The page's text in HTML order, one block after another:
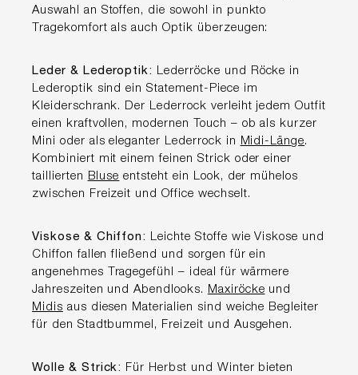
Auswahl an Stoffen, die sowohl in punkto
Tragekomfort als auch Optik überzeugen:
Leder & Lederoptik: Lederröcke und Röcke in
Lederoptik sind ein Statement-Piece im
Kleiderschrank. Der Lederrock verleiht jedem Outfit
einen kraftvollen, modernen Touch – ob als kurzer
Mini oder als eleganter Lederrock in Midi-Länge.
Kombiniert mit einem feinen Strick oder einer
taillierten Bluse entsteht ein Look, der mühelos
zwischen Freizeit und Office wechselt.
Viskose & Chiffon: Leichte Stoffe wie Viskose und
Chiffon fallen fließend und sorgen für ein
angenehmes Tragegefühl – ideal für wärmere
Jahreszeiten und Abendlooks. Maxiröcke und
Midis aus diesen Materialien sind weiche Begleiter
für den Stadtbummel, Freizeit und Ausgehen.
Wolle & Strick: Für Herbst und Winter bieten